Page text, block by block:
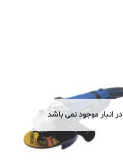
در انبار موجود نمی باشد